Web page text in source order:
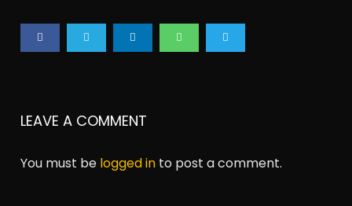
LEAVE A COMMENT
You must be logged in to post a comment.